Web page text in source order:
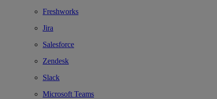
Freshworks
Jira
Salesforce
Zendesk
Slack
Microsoft Teams